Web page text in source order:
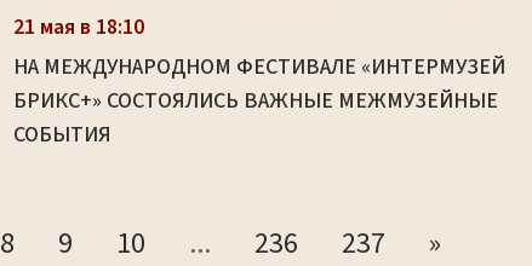
21 мая в 18:10
НА МЕЖДУНАРОДНОМ ФЕСТИВАЛЕ «ИНТЕРМУЗЕЙ
БРИКС+» СОСТОЯЛИСЬ ВАЖНЫЕ МЕЖМУЗЕЙНЫЕ
СОБЫТИЯ
8 9 10 ... 236 237 »